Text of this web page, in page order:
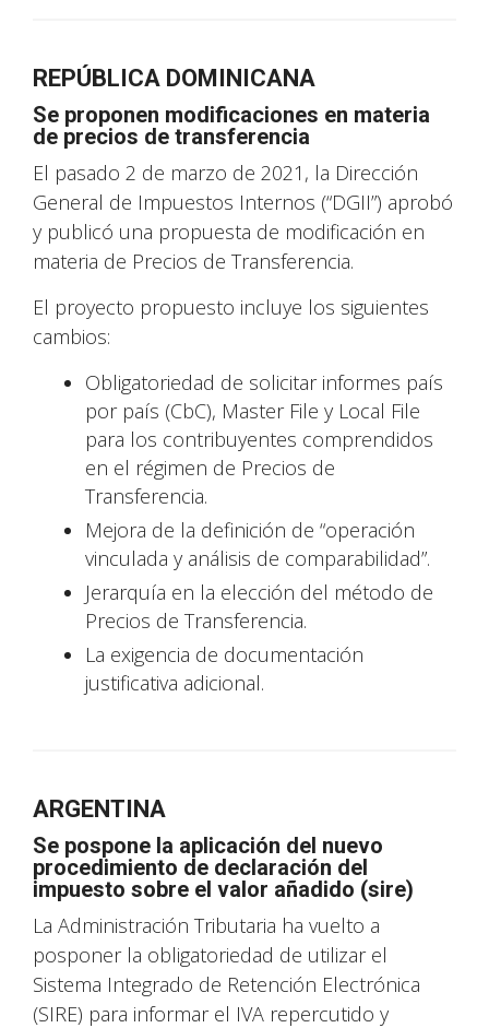
REPÚBLICA DOMINICANA
Se proponen modificaciones en materia
de precios de transferencia
El pasado 2 de marzo de 2021, la Dirección
General de Impuestos Internos (“DGII”) aprobó
y publicó una propuesta de modificación en
materia de Precios de Transferencia.
El proyecto propuesto incluye los siguientes
cambios:
Obligatoriedad de solicitar informes país
por país (CbC), Master File y Local File
para los contribuyentes comprendidos
en el régimen de Precios de
Transferencia.
Mejora de la definición de “operación
vinculada y análisis de comparabilidad”.
Jerarquía en la elección del método de
Precios de Transferencia.
La exigencia de documentación
justificativa adicional.
ARGENTINA
Se pospone la aplicación del nuevo
procedimiento de declaración del
impuesto sobre el valor añadido (sire)
La Administración Tributaria ha vuelto a
posponer la obligatoriedad de utilizar el
Sistema Integrado de Retención Electrónica
(SIRE) para informar el IVA repercutido y